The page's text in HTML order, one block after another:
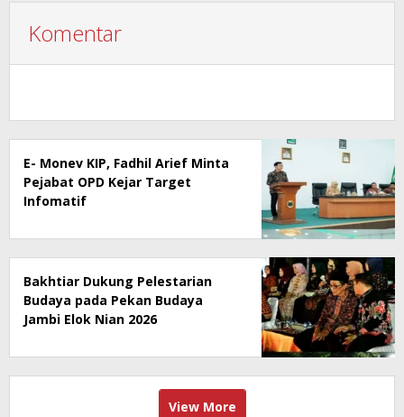
Komentar
E- Monev KIP, Fadhil Arief Minta
Pejabat OPD Kejar Target
Infomatif
Bakhtiar Dukung Pelestarian
Budaya pada Pekan Budaya
Jambi Elok Nian 2026
View More